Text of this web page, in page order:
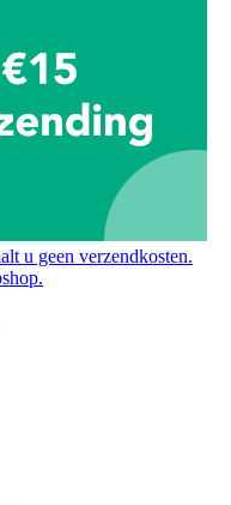
u geen verzendkosten.